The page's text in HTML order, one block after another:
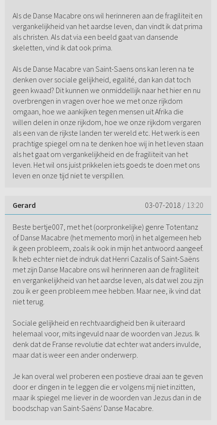
Als de Danse Macabre ons wil herinneren aan de fragiliteit en
vergankelijkheid van het aardse leven, dan vindt ik dat prima
als christen. Als dat via een beeld gaat van dansende
skeletten, vind ik dat ook prima.
Als de Danse Macabre van Saint-Saens ons kan leren na te
denken over sociale gelijkheid, egalité, dan kan dat toch
geen kwaad? Dit kunnen we onmiddellijk naar het hier en nu
overbrengen in vragen over hoe we met onze rijkdom
omgaan, hoe we aankijken tegen mensen uit Afrika die
willen delen in onze rijkdom, hoe we onze rijkdom vergaren
als een van de rijkste landen ter wereld etc. Het werk is een
prachtige spiegel om na te denken hoe wij in het leven staan
als het gaat om vergankelijkheid en de fragiliteit van het
leven. Het wil ons juist prikkelen iets goeds te doen met ons
leven en onze tijd niet te verspillen.
Gerard 03-07-2018 / 13:20
Beste bertje007, met het (oorpronkelijke) genre Totentanz
of Danse Macabre (het memento mori) in het algemeen heb
ik geen probleem, zoals ik ook in mijn het antwoord aangeef.
Ik heb echter niet de indruk dat Henri Cazalis of Saint-Saëns
met zijn Danse Macabre ons wil herinneren aan de fragiliteit
en vergankelijkheid van het aardse leven, als dat wel zou zijn
zou ik er geen probleem mee hebben. Maar nee, ik vind dat
niet terug.
Sociale gelijkheid en rechtvaardigheid ben ik uiteraard
helemaal voor, mits ingevuld naar de woorden van Jezus. Ik
denk dat de Franse revolutie dat echter wat anders invulde,
maar dat is weer een ander onderwerp.
Je kan overal wel proberen een postieve draai aan te geven
door er dingen in te leggen die er volgens mij niet inzitten,
maar ik spiegel me liever in de woorden van Jezus dan in de
boodschap van Saint-Saëns' Danse Macabre.